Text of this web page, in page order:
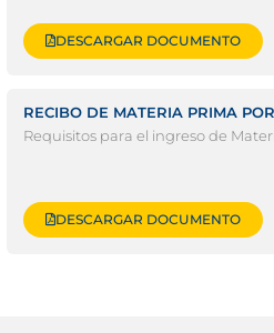
DESCARGAR DOCUMENTO
RECIBO DE MATERIA PRIMA
Requisitos para el ingreso de
DESCARGAR DOCUMENTO